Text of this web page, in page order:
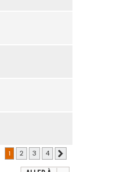
1 2 3 4